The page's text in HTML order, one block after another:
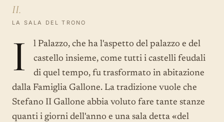
II.
LA SALA DEL TRONO
I
l Palazzo, che ha l'aspetto del palazzo e del
castello insieme, come tutti i castelli feudali
di quel tempo, fu trasformato in abitazione
dalla Famiglia Gallone. La tradizione vuole che
Stefano II Gallone abbia voluto fare tante stanze
quanti i giorni dell'anno e una sala detta «del